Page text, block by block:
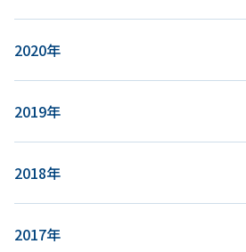
2020年
2019年
2018年
2017年